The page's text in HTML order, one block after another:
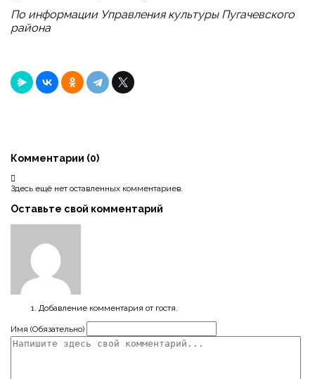
По информации Управления культуры Пугачевского
района
Комментарии (0)
Здесь ещё нет оставленных комментариев.
Оставьте свой комментарий
Добавление комментария от гостя.
Имя (Обязательно)